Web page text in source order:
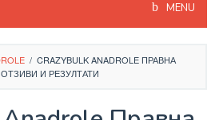
MENU
/ CRAZYBULK ANADROLE ПРАВНА
- ОТЗИВИ И РЕЗУЛТАТИ